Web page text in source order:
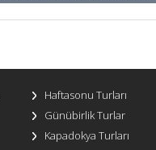
Haftasonu Turları
Günübirlik Turlar
Kapadokya Turları